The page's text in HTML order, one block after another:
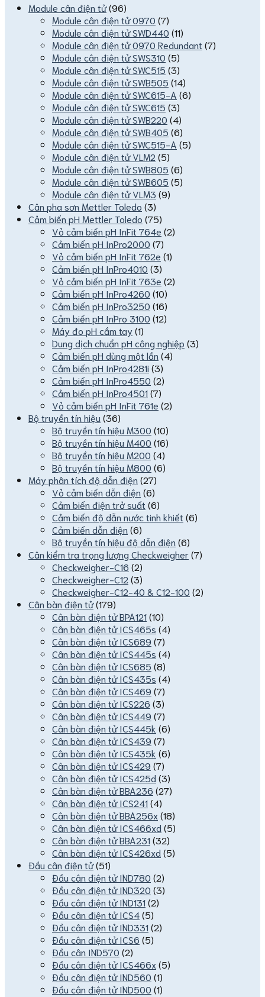
Module cân điện tử(96)
Module cân điện tử 0970 (7)
Module cân điện tử SWD440 (11)
Module cân điện tử 0970 Redundant (7)
Module cân điện tử SWS310 (5)
Module cân điện tử SWC515 (3)
Module cân điện tử SWB505 (14)
Module cân điện tử SWC615-A (6)
Module cân điện tử SWC615 (3)
Module cân điện tử SWB220 (4)
Module cân điện tử SWB405 (6)
Module cân điện tử SWC515-A (5)
Module cân điện tử VLM2 (5)
Module cân điện tử SWB805 (6)
Module cân điện tử SWB605 (5)
Module cân điện tử VLM3 (9)
Cân pha sơn Mettler Toledo (3)
Cảm biến pH Mettler Toledo (75)
Vỏ cảm biến pH InFit 764e (2)
Cảm biến pH InPro2000 (7)
Vỏ cảm biến pH InFit 762e (1)
Cảm biến pH InPro4010 (3)
Vỏ cảm biến pH InFit 763e (2)
Cảm biến pH InPro4260 (10)
Cảm biến pH InPro3250 (16)
Cảm biến pH InPro 3100 (12)
Máy đo pH cầm tay(1)
Dung dịch chuẩn pH công nghiệp (3)
Cảm biến pH dùng một lần (4)
Cảm biến pH InPro4281i (3)
Cảm biến pH InPro4550 (2)
Cảm biến pH InPro4501(7)
Vỏ cảm biến pH InFit 761e (2)
Bộ truyền tín hiệu (36)
Bộ truyền tín hiệu M300 (10)
Bộ truyền tín hiệu M400 (16)
Bộ truyền tín hiệu M200 (4)
Bộ truyền tín hiệu M800 (6)
Máy phân tích độ dẫn điện (27)
Vỏ cảm biến dẫn điện (6)
Cảm biến điện trở suất (6)
Cảm biến độ dẫn nước tinh khiết (6)
Cảm biến dẫn điện (6)
Bộ truyền tín hiệu độ dẫn điện (6)
Cân kiểm tra trọng lượng Checkweigher(7)
Checkweigher-C16 (2)
Checkweigher-C12 (3)
Checkweigher-C12-40 & C12-100 (2)
Cân bàn điện tử(179)
Cân bàn điện tử BPA121(10)
Cân bàn điện tử ICS465s (4)
Cân bàn điện tử ICS689 (7)
Cân bàn điện tử ICS445s (4)
Cân bàn điện tử ICS685 (8)
Cân bàn điện tử ICS435s (4)
Cân bàn điện tử ICS469 (7)
Cân bàn điện tử ICS226 (3)
Cân bàn điện tử ICS449 (7)
Cân bàn điện tử ICS445k (6)
Cân bàn điện tử ICS439 (7)
Cân bàn điện tử ICS435k (6)
Cân bàn điện tử ICS429 (7)
Cân bàn điện tử ICS425d (3)
Cân bàn điện tử BBA236 (27)
Cân bàn điện tử ICS241(4)
Cân bàn điện tử BBA256x(18)
Cân bàn điện tử ICS466xd (5)
Cân bàn điện tử BBA231(32)
Cân bàn điện tử ICS426xd (5)
Đầu cân điện tử(51)
Đầu cân điện tử IND780 (2)
Đầu cân điện tử IND320 (3)
Đầu cân điện tử IND131(2)
Đầu cân điện tử ICS4(5)
Đầu cân điện tử IND331(2)
Đầu cân điện tử ICS6 (5)
Đầu cân IND570 (2)
Đầu cân điện tử ICS466x(5)
Đầu cân điện tử IND560 (1)
Đầu cân điện tử IND500 (1)